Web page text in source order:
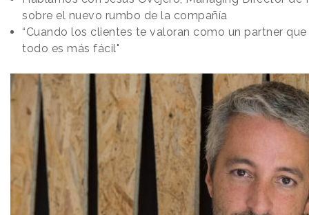
sobre el nuevo rumbo de la compañía
“Cuando los clientes te valoran como un partner
todo es más fácil"